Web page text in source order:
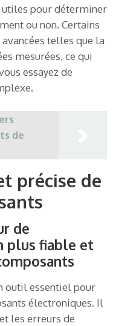
pour déterminer
ou non. Certains
telles que la
mesurées, ce qui
essayez de
de
précise de
de
plus fiable et
outil essentiel pour
électroniques. Il
les erreurs de